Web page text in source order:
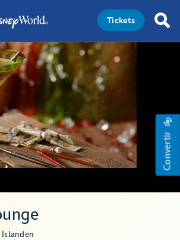
Tickets
Convertir
Islanden